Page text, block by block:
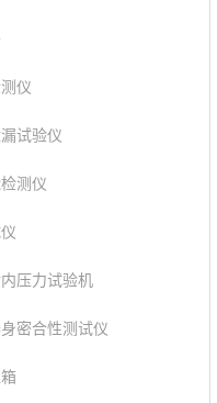
仪
试验仪
测仪
压力试验机
密合性测试仪